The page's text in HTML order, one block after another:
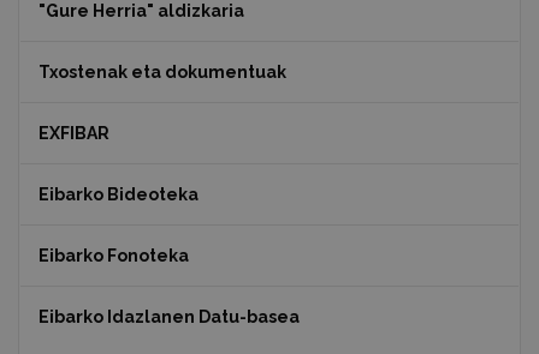
"Gure Herria" aldizkaria
Txostenak eta dokumentuak
EXFIBAR
Eibarko Bideoteka
Eibarko Fonoteka
Eibarko Idazlanen Datu-basea